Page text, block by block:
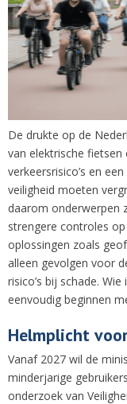
De drukte op de
van elektrische
verkeersrisico’s en
veiligheid moeten
daarom onderwerpen
strengere controles
oplossingen zoals
alleen gevolgen voor
risico’s bij schade.
eenvoudig beginnen
Helmplicht
Vanaf 2027 wil de
minderjarige
onderzoek van